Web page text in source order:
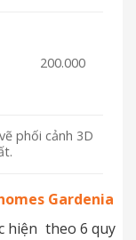
200.000
phối cảnh 3D
Gardenia
hiện theo 6 quy